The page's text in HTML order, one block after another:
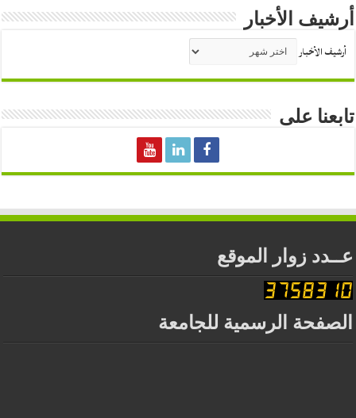
أرشيف الأخبار
أرشيف الأخبار
تابعنا على
عــدد زوار الموقع
الصفحة الرسمية للجامعة